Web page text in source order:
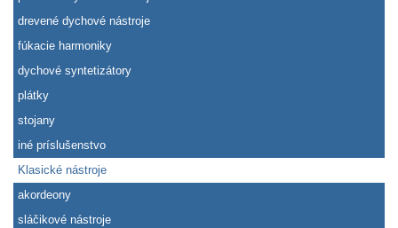
drevené dychové nástroje
fúkacie harmoniky
dychové syntetizátory
plátky
stojany
iné príslušenstvo
Klasické nástroje
akordeony
sláčikové nástroje